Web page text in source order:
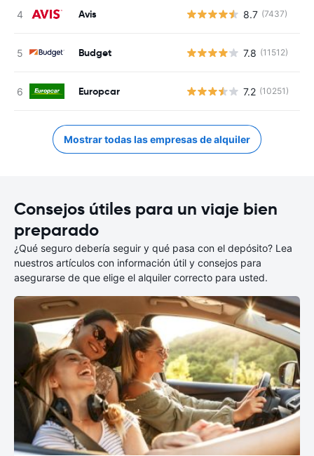
Avis 8.7 (7437)
Budget 7.8 (11512)
Europcar 7.2 (10251)
Mostrar todas las empresas de alquiler
Consejos útiles para un viaje bien
preparado
¿Qué seguro debería seguir y qué pasa con el depósito? Lea
nuestros artículos con información útil y consejos para
asegurarse de que elige el alquiler correcto para usted.